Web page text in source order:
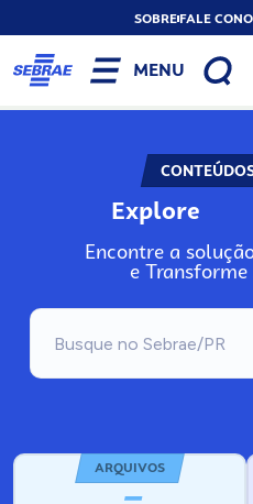
SOBREFALE
MENU
Explore
Encontre a
e
ARQUIVOS